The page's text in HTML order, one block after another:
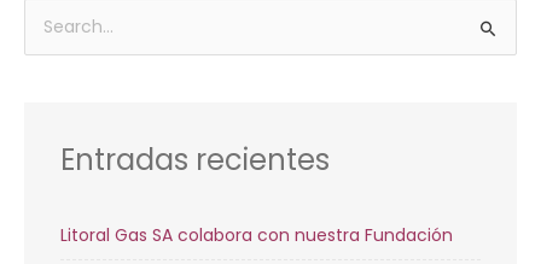
Buscar
por:
Entradas recientes
Litoral Gas SA colabora con nuestra Fundación
Archivos